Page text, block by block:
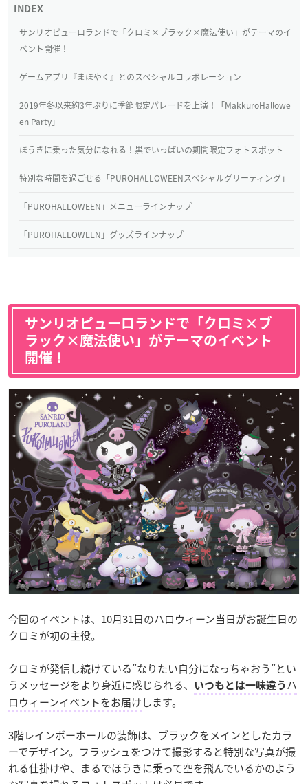
サンリオピューロランドで「クロミ×ブラック×魔法使い」がテーマのイ
ベント開催！
ゲームアプリ『まほやく』とのスペシャルコラボレーション
2019年冬以来約3年ぶりに季節限定パレードを上演！「MakkuroHallowe
en Party」
ほうきに乗った気分になれる！黒でいっぱいの期間限定フォトスポット
特別な時間を過ごせる「PUROHALLOWEENスペシャルグリーティング」
「PUROHALLOWEEN」メニューラインナップ
「PUROHALLOWEEN」グッズラインナップ
サンリオピューロランドで「クロミ×ブ
ラック×魔法使い」がテーマのイベント
開催！
今回のイベントは、10月31日のハロウィーン当日がお誕生日の
クロミが初の主役。
クロミが発信し続けている”なりたい自分になっちゃおう”とい
うメッセージをより身近に感じられる、
いつもとは一味違う ハ
ロウィーンイベントをお届けします。
3階レインボーホールの装飾は、ブラックをメインとしたカラ
ーでデザイン。フラッシュをつけて撮影すると特別な写真が撮
れる仕掛けや、まるでほうきに乗って空を飛んでいるかのよう